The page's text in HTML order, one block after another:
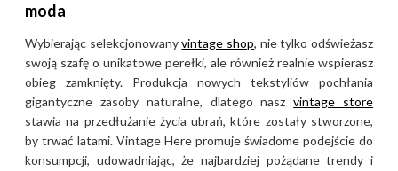
moda
Wybierając selekcjonowanyvintage shop, nie tylko odświeżasz
swoją szafę o unikatowe perełki, ale również realnie wspierasz
obieg zamknięty. Produkcja nowych tekstyliów pochłania
gigantyczne zasoby naturalne, dlatego naszvintage store
stawia na przedłużanie życia ubrań, które zostały stworzone,
by trwać latami. Vintage Here promuje świadome podejście do
konsumpcji, udowadniając, że najbardziej pożądane trendy i